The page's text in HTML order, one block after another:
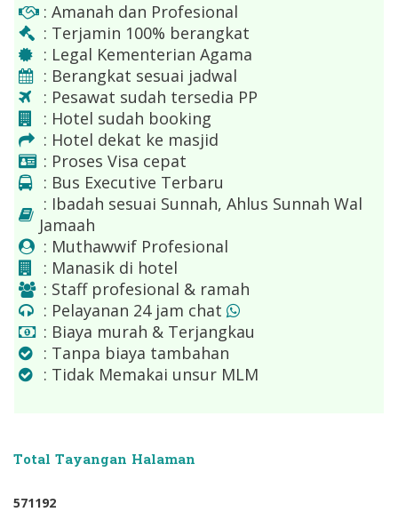
: Amanah dan Profesional
: Terjamin 100% berangkat
: Legal Kementerian Agama
: Berangkat sesuai jadwal
: Pesawat sudah tersedia PP
: Hotel sudah booking
: Hotel dekat ke masjid
: Proses Visa cepat
: Bus Executive Terbaru
: Ibadah sesuai Sunnah, Ahlus Sunnah Wal
Jamaah
: Muthawwif Profesional
: Manasik di hotel
: Staff profesional & ramah
: Pelayanan 24 jam chat
: Biaya murah & Terjangkau
: Tanpa biaya tambahan
: Tidak Memakai unsur MLM
Total Tayangan Halaman
571192